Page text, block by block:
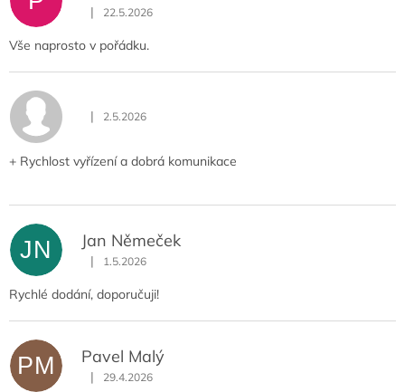
Hodnocení obchodu je 5 z 5 hvězdiček.
| 22.5.2026
Vše naprosto v pořádku.
Hodnocení obchodu je 5 z 5 hvězdiček.
| 2.5.2026
+ Rychlost vyřízení a dobrá komunikace
JN Jan Němeček
Hodnocení obchodu je 5 z 5 hvězdiček.
| 1.5.2026
Rychlé dodání, doporučuji!
PM Pavel Malý
Hodnocení obchodu je 5 z 5 hvězdiček.
| 29.4.2026